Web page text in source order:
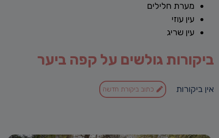
מערת חלילים
עין עוזי
עין שריג
ביקורות גולשים על קפה ביער
אין ביקורות כתוב ביקורת חדשה